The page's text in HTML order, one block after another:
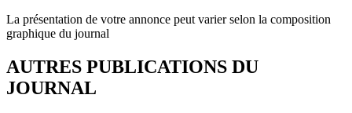
La présentation de votre annonce peut varier selon la composition
graphique du journal
AUTRES PUBLICATIONS DU
JOURNAL